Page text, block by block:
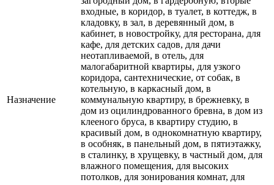
Назначение
входные, в коридор, в туалет, в коттедж, в
кладовку, в зал, в деревянный дом, в
кабинет, в новостройку, для ресторана, для
кафе, для детских садов, для дачи
неотапливаемой, в отель, для
малогабаритной квартиры, для узкого
коридора, сантехнические, от собак, в
котельную, в каркасный дом, в
коммунальную квартиру, в брежневку, в
дом из оцилиндрованного бревна, в дом из
клееного бруса, в квартиру студию, в
красивый дом, в однокомнатную квартиру,
в особняк, в панельный дом, в пятиэтажку,
в сталинку, в хрущевку, в частный дом, для
влажного помещения, для высоких
потолков, для зонирования комнат, для